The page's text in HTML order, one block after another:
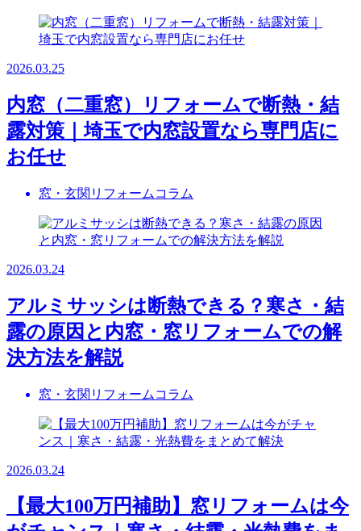
2026.03.25
内窓（二重窓）リフォームで断熱・結
露対策｜埼玉で内窓設置なら専門店に
お任せ
窓・玄関リフォームコラム
2026.03.24
アルミサッシは断熱できる？寒さ・結
露の原因と内窓・窓リフォームでの解
決方法を解説
窓・玄関リフォームコラム
2026.03.24
【最大100万円補助】窓リフォームは今